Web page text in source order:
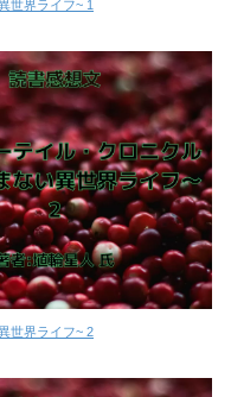
世界ライフ~ 1
世界ライフ~ 2